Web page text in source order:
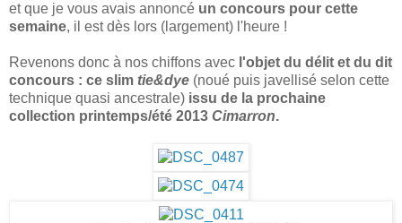
et que je vous avais annoncé un concours pour cette
semaine, il est dès lors (largement) l'heure !
Revenons donc à nos chiffons avec l'objet du délit et du dit
concours : ce slim tie&dye (noué puis javellisé selon cette
technique quasi ancestrale) issu de la prochaine
collection printemps/été 2013 Cimarron.